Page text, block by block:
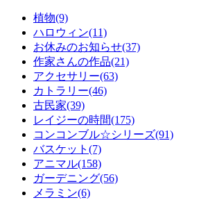
植物(9)
ハロウィン(11)
お休みのお知らせ(37)
作家さんの作品(21)
アクセサリー(63)
カトラリー(46)
古民家(39)
レイジーの時間(175)
コンコンブル☆シリーズ(91)
バスケット(7)
アニマル(158)
ガーデニング(56)
メラミン(6)